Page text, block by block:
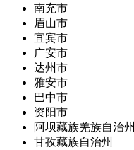
南充市
眉山市
宜宾市
广安市
达州市
雅安市
巴中市
资阳市
阿坝藏族羌族自治州
甘孜藏族自治州